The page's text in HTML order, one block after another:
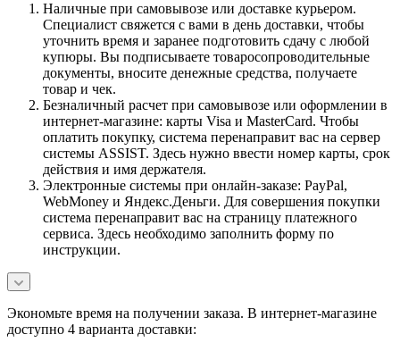
Наличные при самовывозе или доставке курьером.
Специалист свяжется с вами в день доставки, чтобы
уточнить время и заранее подготовить сдачу с любой
купюры. Вы подписываете товаросопроводительные
документы, вносите денежные средства, получаете
товар и чек.
Безналичный расчет при самовывозе или оформлении в
интернет-магазине: карты Visa и MasterCard. Чтобы
оплатить покупку, система перенаправит вас на сервер
системы ASSIST. Здесь нужно ввести номер карты, срок
действия и имя держателя.
Электронные системы при онлайн-заказе: PayPal,
WebMoney и Яндекс.Деньги. Для совершения покупки
система перенаправит вас на страницу платежного
сервиса. Здесь необходимо заполнить форму по
инструкции.
Экономьте время на получении заказа. В интернет-магазине
доступно 4 варианта доставки: